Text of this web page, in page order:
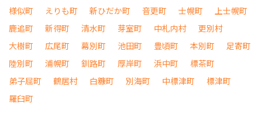
様似町
えりも町 新ひだか町 音更町 士幌町
上士幌町
鹿追町
新得町 清水町 芽室町 中札内村
更別村
大樹町
広尾町 幕別町 池田町 豊頃町 本別町
足寄町
陸別町
浦幌町 釧路町 厚岸町 浜中町
標茶町
弟子屈町
鶴居村 白糠町 別海町 中標津町
標津町
羅臼町